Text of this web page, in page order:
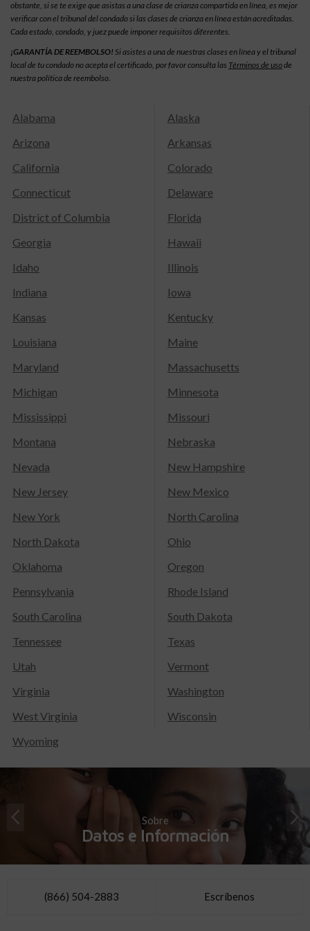
obstante, si se te exige que asistas a una clase de crianza compartida en línea, es mejor
verificar con el tribunal del condado si las clases de crianza en línea están acreditadas.
Cada estado, condado, y juez puede imponer requisitos diferentes.
¡GARANTÍA DE REEMBOLSO! Si asistes a una de nuestras clases en línea y el tribunal
local de tu condado no acepta el certificado, por favor consulta las Términos de usode
nuestra política de reembolso.
Alabama
Alaska
Arizona
Arkansas
California
Colorado
Connecticut
Delaware
District of Columbia
Florida
Georgia
Hawaii
Idaho
Illinois
Indiana
Iowa
Kansas
Kentucky
Louisiana
Maine
Maryland
Massachusetts
Michigan
Minnesota
Mississippi
Missouri
Montana
Nebraska
Nevada
New Hampshire
New Jersey
New Mexico
New York
North Carolina
North Dakota
Ohio
Oklahoma
Oregon
Pennsylvania
Rhode Island
South Carolina
South Dakota
Tennessee
Texas
Utah
Vermont
Virginia
Washington
West Virginia
Wisconsin
Wyoming
Sobre
Datos e Información
(866) 504-2883 Escríbenos